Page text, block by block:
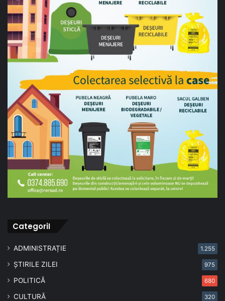
CategoriI
ADMINISTRAȚIE 1.255
ȘTIRILE ZILEI 975
POLITICĂ 680
CULTURĂ 320